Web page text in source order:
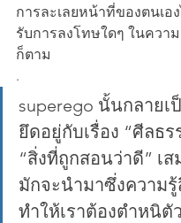
การละเลยหน้าที่ของตนเอ
รับการลงโทษใดๆ ในความ
ก็ตาม
.
superego นั้นกลายเ
ยึดอยู่กับเรื่อง “ศีลธร
“สิ่งที่ถูกสอนว่าดี” เ
มักจะนำมาซึ่งความ
ทำให้เราต้องตำหนิตั